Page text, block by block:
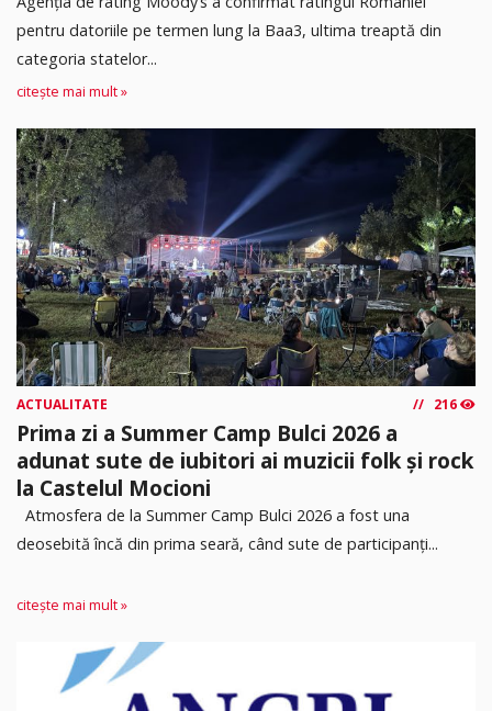
pentru datoriile pe termen lung la Baa3, ultima treaptă din
categoria statelor...
citește mai mult »
ACTUALITATE 216
Prima zi a Summer Camp Bulci 2026 a
adunat sute de iubitori ai muzicii folk și rock
la Castelul Mocioni
Atmosfera de la Summer Camp Bulci 2026 a fost una
deosebită încă din prima seară, când sute de participanți...
citește mai mult »